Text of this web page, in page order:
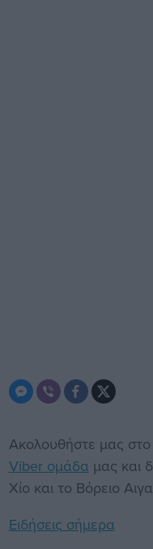
Ακολουθήστε μας στο
Viber ομάδα μας και
Χίο και το Βόρειο
Ειδήσεις σήμερα